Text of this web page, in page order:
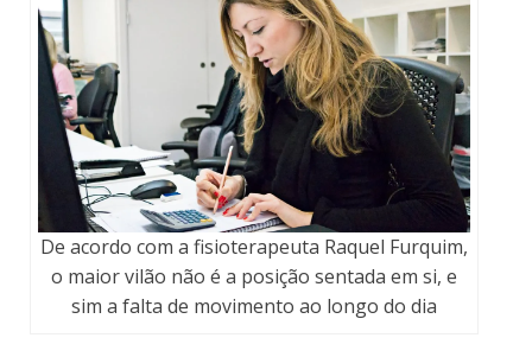
De acordo com a fisioterapeuta Raquel Furquim,
o maior vilão não é a posição sentada em si, e
sim a falta de movimento ao longo do dia